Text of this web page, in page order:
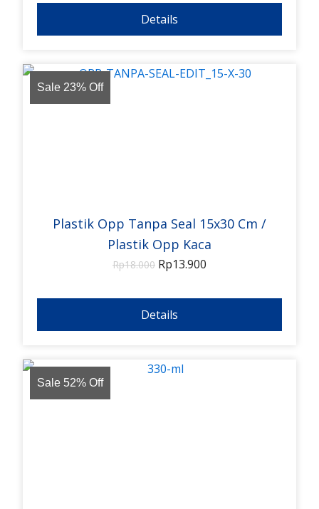
Details
Sale 23% Off
Plastik Opp Tanpa Seal 15x30 Cm /
Plastik Opp Kaca
Rp18.000 Rp13.900
Details
Sale 52% Off